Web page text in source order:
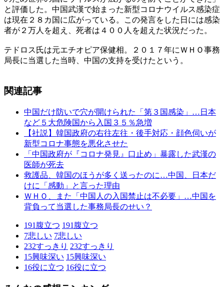
と評価した。中国武漢で始まった新型コロナウイルス感染症
は現在２８カ国に広がっている。この発言をした日には感染
者が２万人を超え、死者は４００人を超えた状況だった。
テドロス氏は元エチオピア保健相。２０１７年にＷＨＯ事務
局長に当選した当時、中国の支持を受けたという。
関連記事
中国だけ防いで穴が開けられた「第３国感染」…日本
など５大危険国から入国３５％急増
【社説】韓国政府の右往左往・後手対応・顔色伺いが
新型コロナ事態を悪化させた
「中国政府が『コロナ発見』口止め」暴露した武漢の
医師が死去
救護品、韓国のほうが多く送ったのに…中国、日本だ
けに「感動」と言った理由
ＷＨＯ、また「中国人の入国禁止は不必要」…中国を
背負って当選した事務局長のせい？
191 腹立つ 191 腹立つ
7悲しい 7悲しい
232すっきり 232すっきり
15興味深い 15興味深い
16役に立つ 16役に立つ